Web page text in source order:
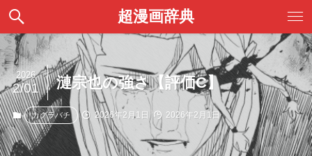
超漫画辞典
漣宗也の強さ【評価C】
2026
2/01
カグラバチ 2026年2月1日 2026年2月1日